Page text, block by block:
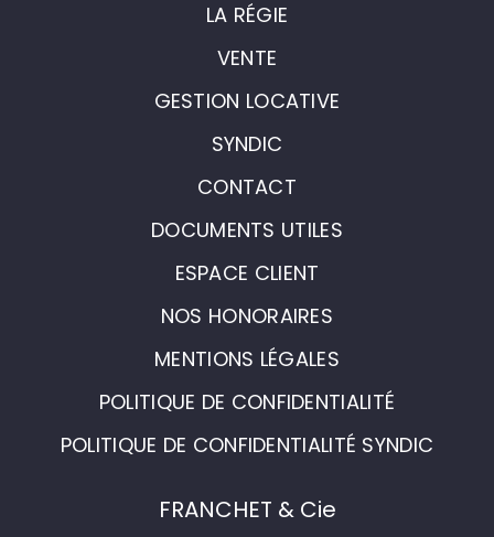
LA RÉGIE
VENTE
GESTION LOCATIVE
SYNDIC
CONTACT
DOCUMENTS UTILES
ESPACE CLIENT
NOS HONORAIRES
MENTIONS LÉGALES
POLITIQUE DE CONFIDENTIALITÉ
POLITIQUE DE CONFIDENTIALITÉ SYNDIC
FRANCHET & Cie